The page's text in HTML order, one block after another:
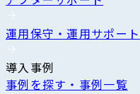
運用保守・運用サポート
導入事例
事例を探す・事例一覧